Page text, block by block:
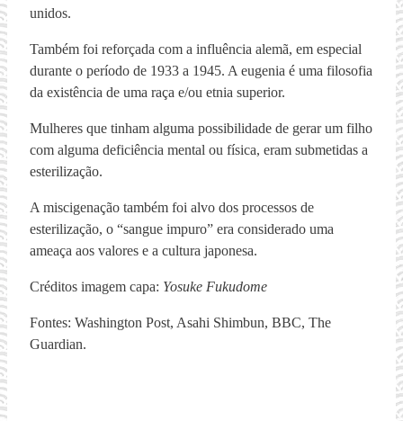
unidos.
Também foi reforçada com a influência alemã, em especial
durante o período de 1933 a 1945. A eugenia é uma filosofia
da existência de uma raça e/ou etnia superior.
Mulheres que tinham alguma possibilidade de gerar um filho
com alguma deficiência mental ou física, eram submetidas a
esterilização.
A miscigenação também foi alvo dos processos de
esterilização, o “sangue impuro” era considerado uma
ameaça aos valores e a cultura japonesa.
Créditos imagem capa: Yosuke Fukudome
Fontes: Washington Post, Asahi Shimbun, BBC, The
Guardian.